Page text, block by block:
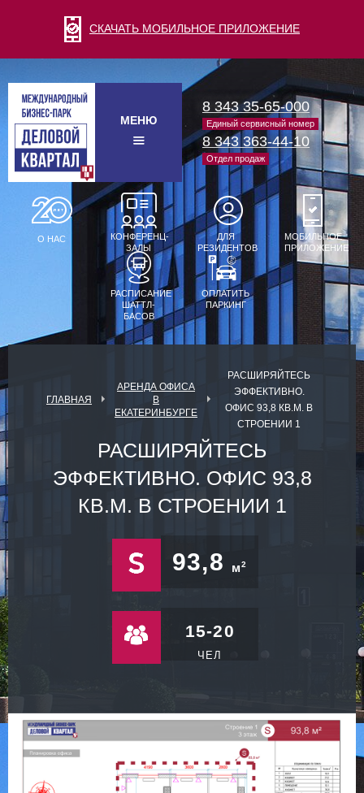
СКАЧАТЬ МОБИЛЬНОЕ ПРИЛОЖЕНИЕ
МЕНЮ
8 343 35-65-000
Единый сервисный номер
8 343 363-44-10
Отдел продаж
О НАС
КОНФЕРЕНЦ-
ЗАЛЫ
ДЛЯ
РЕЗИДЕНТОВ
МОБИЛЬНОЕ
ПРИЛОЖЕНИЕ
РАСПИСАНИЕ
ШАТТЛ-
БАСОВ
ОПЛАТИТЬ
ПАРКИНГ
ГЛАВНАЯ
АРЕНДА ОФИСА
В
ЕКАТЕРИНБУРГЕ
РАСШИРЯЙТЕСЬ
ЭФФЕКТИВНО.
ОФИС 93,8 КВ.М. В
СТРОЕНИИ 1
РАСШИРЯЙТЕСЬ
ЭФФЕКТИВНО. ОФИС 93,8
КВ.М. В СТРОЕНИИ 1
93,8 м2
15-20
ЧЕЛ